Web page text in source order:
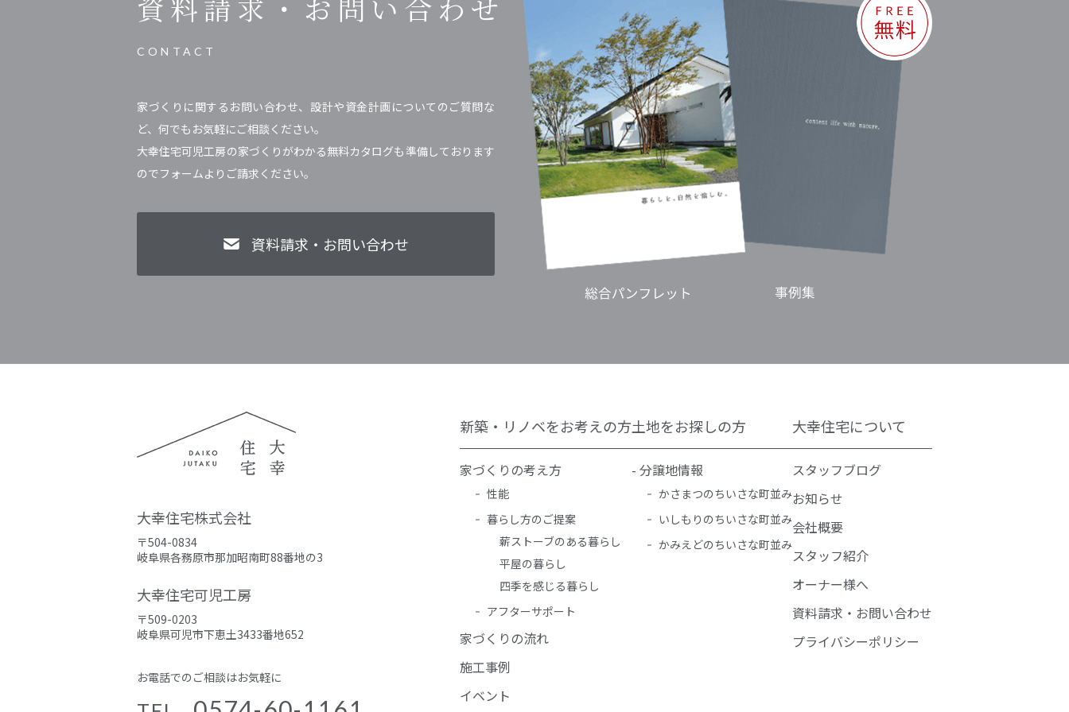
資料請求・ お問い合わせ
CONTACT
家づくりに関するお問い合わせ、設計や資金計画についてのご質問な
ど、何でもお気軽にご相談ください。
大幸住宅可児工房の家づくりがわかる無料カタログも準備しております
のでフォームよりご請求ください。
資料請求・お問い合わせ
大幸住宅株式会社
〒504-0834
岐阜県各務原市那加昭南町88番地の3
大幸住宅可児工房
〒509-0203
岐阜県可児市下恵土3433番地652
お電話でのご相談はお気軽に
新築・リノベをお考えの方
家づくりの考え方
性能
暮らし方のご提案
薪ストーブのある暮らし
平屋の暮らし
四季を感じる暮らし
アフターサポート
家づくりの流れ
施工事例
イベント
土地をお探しの方
- 分譲地情報
かさまつのちいさな町並み
いしもりのちいさな町並み
かみえどのちいさな町並み
大幸住宅について
スタッフブログ
お知らせ
会社概要
スタッフ紹介
オーナー様へ
資料請求・お問い合わせ
プライバシーポリシー